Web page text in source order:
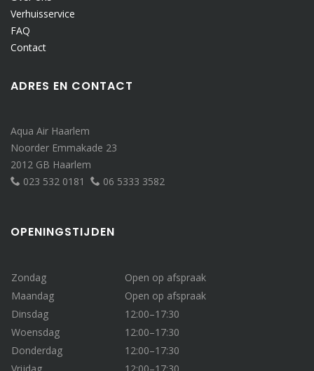
Verhuisservice
FAQ
Contact
ADRES EN CONTACT
Aqua Air Haarlem
Noorder Emmakade 23
2012 GB Haarlem
023 532 0181
06 5333 3582
OPENINGSTIJDEN
Zondag
Open op afspraak
Maandag
Open op afspraak
Dinsdag
12:00–17:30
Woensdag
12:00–17:30
Donderdag
12:00–17:30